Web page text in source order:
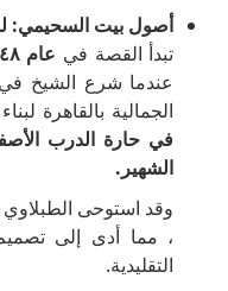
أصول بيت السحيمي:
تبدأ القصة في عام ١٦٤٨ ميلاديًا،
عندما شرع الشيخ
الجمالية بالقاهرة
في حارة الدرب
الشهير.
وقد استوحى الطبلاوي
، مما أدى إلى
التقليدية.